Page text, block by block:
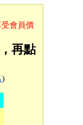
會員價
再點
)